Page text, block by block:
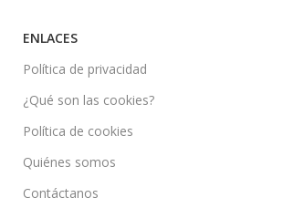
ENLACES
Política de privacidad
¿Qué son las cookies?
Política de cookies
Quiénes somos
Contáctanos